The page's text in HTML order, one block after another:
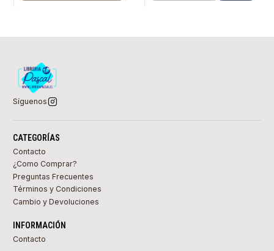
Síguenos
CATEGORÍAS
Contacto
¿Como Comprar?
Preguntas Frecuentes
Términos y Condiciones
Cambio y Devoluciones
INFORMACIÓN
Contacto